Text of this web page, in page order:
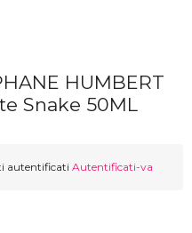
HUMBERT
Snake 50ML
autentificati Autentificati-va